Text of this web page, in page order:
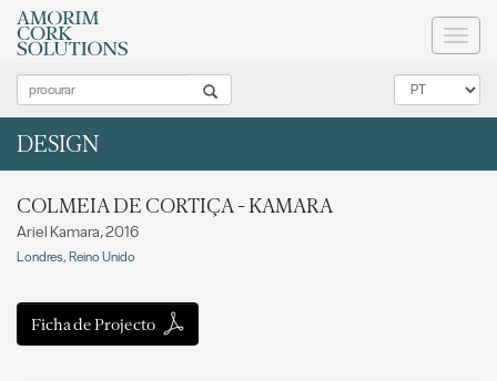
DESIGN
COLMEIA DE CORTIÇA - KAMARA
Ariel Kamara, 2016
Londres, Reino Unido
Ficha de Projecto